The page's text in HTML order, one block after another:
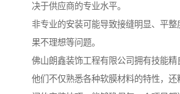
决于供应商的专业水平。
非专业的安装可能导致接缝明显、平整
果不理想等问题。
佛山朗鑫装饰工程有限公司拥有技能精
他们不仅熟悉各种软膜材料的特性，还